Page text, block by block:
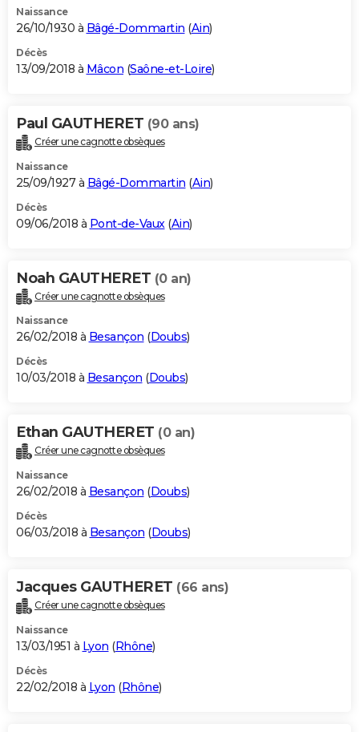
Naissance
26/10/1930 à Bâgé-Dommartin (Ain)
Décès
13/09/2018 à Mâcon (Saône-et-Loire)
Paul GAUTHERET (90 ans)
Créer une cagnotte obsèques
Naissance
25/09/1927 à Bâgé-Dommartin (Ain)
Décès
09/06/2018 à Pont-de-Vaux (Ain)
Noah GAUTHERET (0 an)
Créer une cagnotte obsèques
Naissance
26/02/2018 à Besançon (Doubs)
Décès
10/03/2018 à Besançon (Doubs)
Ethan GAUTHERET (0 an)
Créer une cagnotte obsèques
Naissance
26/02/2018 à Besançon (Doubs)
Décès
06/03/2018 à Besançon (Doubs)
Jacques GAUTHERET (66 ans)
Créer une cagnotte obsèques
Naissance
13/03/1951 à Lyon (Rhône)
Décès
22/02/2018 à Lyon (Rhône)